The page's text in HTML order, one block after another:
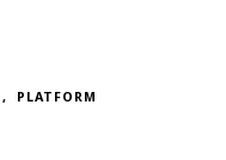
PLATFORM